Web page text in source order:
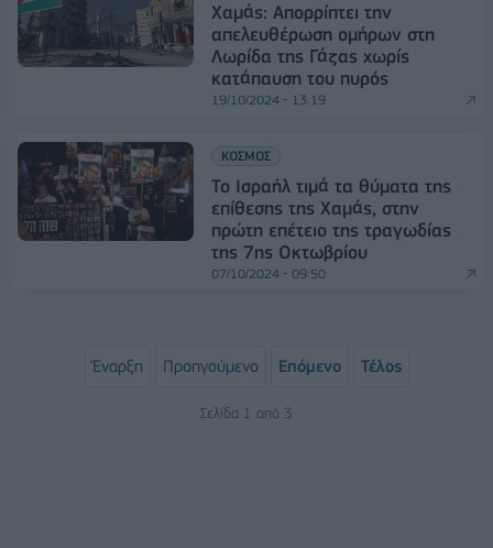
Χαμάς: Απορρίπτει την
απελευθέρωση ομήρων στη
Λωρίδα της Γάζας χωρίς
κατάπαυση του πυρός
19/10/2024 - 13:19
ΚΟΣΜΟΣ
Το Ισραήλ τιμά τα θύματα της
επίθεσης της Χαμάς, στην
πρώτη επέτειο της τραγωδίας
της 7ης Οκτωβρίου
07/10/2024 - 09:50
Έναρξη Προηγούμενο Επόμενο Τέλος
Σελίδα 1 από 3